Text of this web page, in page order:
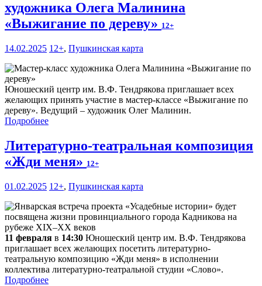
художника Олега Малинина
«Выжигание по дереву» 12+
14.02.2025 12+, Пушкинская карта
Юношеский центр им. В.Ф. Тендрякова приглашает всех
желающих принять участие в мастер-классе «Выжигание по
дереву». Ведущий – художник Олег Малинин.
Подробнее
Литературно-театральная композиция
«Жди меня» 12+
01.02.2025 12+, Пушкинская карта
11 февраля в 14:30 Юношеский центр им. В.Ф. Тендрякова
приглашает всех желающих посетить литературно-
театральную композицию «Жди меня» в исполнении
коллектива литературно-театральной студии «Слово».
Подробнее